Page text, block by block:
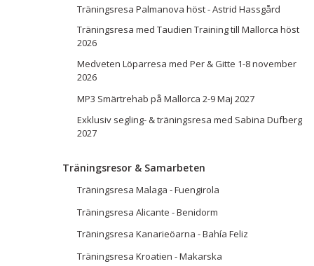
Träningsresa Palmanova höst - Astrid Hassgård
Träningsresa med Taudien Training till Mallorca höst
2026
Medveten Löparresa med Per & Gitte 1-8 november
2026
MP3 Smärtrehab på Mallorca 2-9 Maj 2027
Exklusiv segling- & träningsresa med Sabina Dufberg
2027
Träningsresor & Samarbeten
Träningsresa Malaga - Fuengirola
Träningsresa Alicante - Benidorm
Träningsresa Kanarieöarna - Bahía Feliz
Träningsresa Kroatien - Makarska